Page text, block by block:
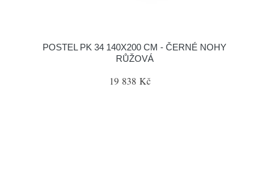
POSTEL PK 34 140X200 CM - ČERNÉ NOHY
RŮŽOVÁ
19 838 Kč